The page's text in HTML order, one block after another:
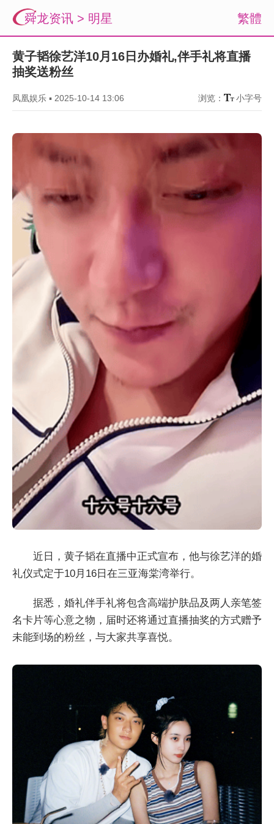
繁體
舜龙资讯 > 明星
黄子韬徐艺洋10月16日办婚礼,伴手礼将直播
抽奖送粉丝
凤凰娱乐 ▪ 2025-10-14 13:06 浏览： 小字号
近日，黄子韬在直播中正式宣布，他与徐艺洋的婚
礼仪式定于10月16日在三亚海棠湾举行。
据悉，婚礼伴手礼将包含高端护肤品及两人亲笔签
名卡片等心意之物，届时还将通过直播抽奖的方式赠予
未能到场的粉丝，与大家共享喜悦。